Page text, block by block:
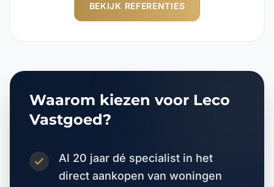
BEKIJK REFERENTIES
Waarom kiezen voor Leco
Vastgoed?
Al 20 jaar dé specialist in het
direct aankopen van woningen